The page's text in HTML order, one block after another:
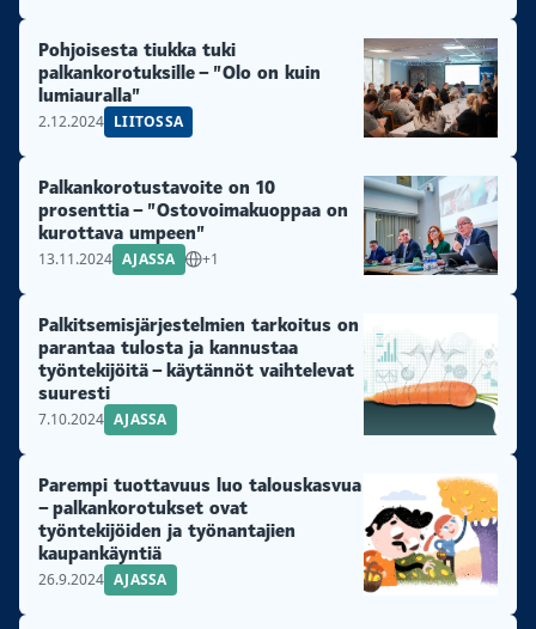
Pohjoisesta tiukka tuki
palkankorotuksille – ”Olo on kuin
lumiauralla”
2.12.2024 LIITOSSA
Palkankorotustavoite on 10
prosenttia – ”Ostovoimakuoppaa on
kurottava umpeen”
13.11.2024 AJASSA +1
Palkitsemisjärjestelmien tarkoitus on
parantaa tulosta ja kannustaa
työntekijöitä – käytännöt vaihtelevat
suuresti
7.10.2024 AJASSA
Parempi tuottavuus luo talouskasvua
– palkankorotukset ovat
työntekijöiden ja työnantajien
kaupankäyntiä
26.9.2024 AJASSA